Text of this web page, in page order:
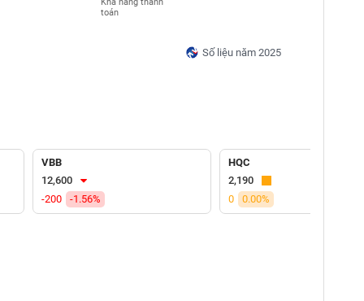
Số liệu năm 2025
toán
VBB
12,600
-200
-1.56%
HQC
2,190
0
0.00%